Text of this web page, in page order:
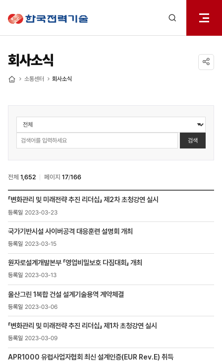
열기
회사소식
소통센터 회사소식
소통센터
>
회사소식
검색
검색
전체 1,652 페이지 17/166
소통센터
회사소식
목록
-
번호,
등록일
첨부파일
조회수
「변화관리 및 미래전략 추진 리더십」 제2차 초청강연 실시
2023-03-23
국가기반시설 사이버공격 대응훈련 설명회 개최
2023-03-15
원자로설계개발본부 「영업비밀보호 다짐대회」 개최
2023-03-13
울산그린 1복합 건설 설계기술용역 계약체결
2023-03-06
「변화관리 및 미래전략 추진 리더십」 제1차 초청강연 실시
2023-03-09
APR1000 유럽사업자협회 최신 설계인증(EUR Rev.E) 취득